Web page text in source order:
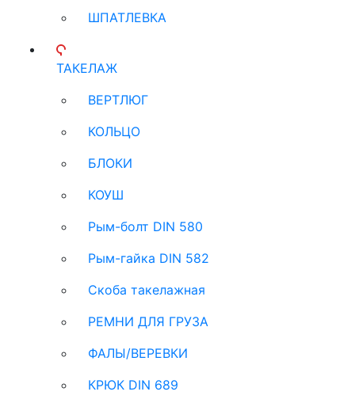
ШПАТЛЕВКА
ТАКЕЛАЖ
ВЕРТЛЮГ
КОЛЬЦО
БЛОКИ
КОУШ
Рым-болт DIN 580
Рым-гайка DIN 582
Скоба такелажная
РЕМНИ ДЛЯ ГРУЗА
ФАЛЫ/ВЕРЕВКИ
КРЮК DIN 689